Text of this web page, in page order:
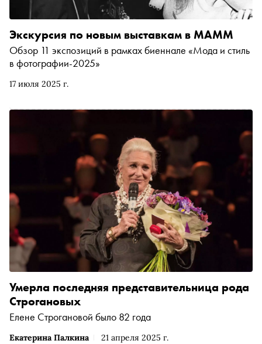
17 июля 2025 г.
Экскурсия по новым выставкам в МАММ
Обзор 11 экспозиций в рамках биеннале «Мода и стиль
в фотографии-2025»
Екатерина Палкина 21 апреля 2025 г.
Умерла последняя представительница рода
Строгановых
Елене Строгановой было 82 года